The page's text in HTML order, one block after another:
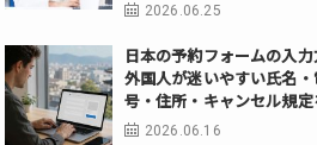
2026.06.25
日本の予約フォームの入力
外国人が迷いやすい氏名・
号・住所・キャンセル規定
2026.06.16